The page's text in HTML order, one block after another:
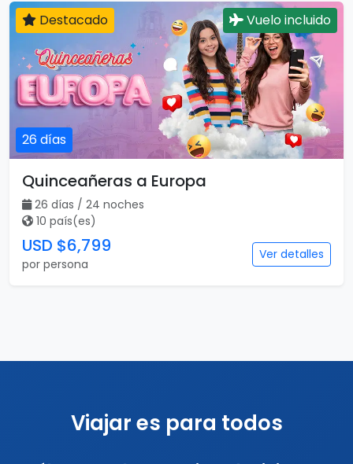
26 días
Destacado Vuelo incluido
Quinceañeras a Europa
26 días / 24 noches
10 país(es)
USD $6,799
por persona
Ver detalles
Viajar es para todos